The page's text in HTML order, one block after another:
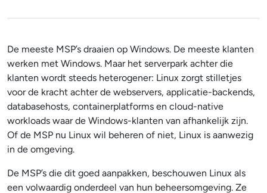
De meeste MSP’s draaien op Windows. De meeste klanten
werken met Windows. Maar het serverpark achter die
klanten wordt steeds heterogener: Linux zorgt stilletjes
voor de kracht achter de webservers, applicatie-backends,
databasehosts, containerplatforms en cloud-native
workloads waar de Windows-klanten van afhankelijk zijn.
Of de MSP nu Linux wil beheren of niet, Linux is aanwezig
in de omgeving.
De MSP’s die dit goed aanpakken, beschouwen Linux als
een volwaardig onderdeel van hun beheersomgeving. Ze